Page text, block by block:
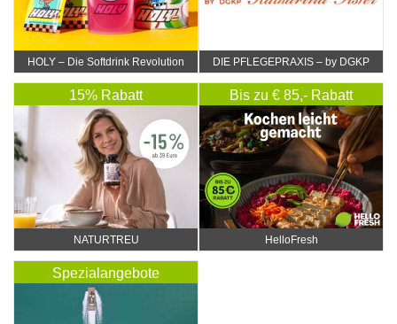
HOLY – Die Softdrink Revolution
DIE PFLEGEPRAXIS – by DGKP
15% Rabatt
NATURTREU
Bis zu € 85,- Rabatt
HelloFresh
Spezialangebote